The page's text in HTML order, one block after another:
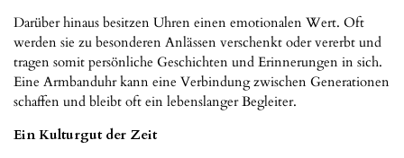
Darüber hinaus besitzen Uhren einen emotionalen Wert. Oft
werden sie zu besonderen Anlässen verschenkt oder vererbt und
tragen somit persönliche Geschichten und Erinnerungen in sich.
Eine Armbanduhr kann eine Verbindung zwischen Generationen
schaffen und bleibt oft ein lebenslanger Begleiter.
Ein Kulturgut der Zeit